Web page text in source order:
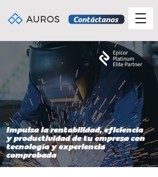
Contáctanos
Impulsa la rentabilidad, eficiencia
y productividad de tu empresa con
tecnología y experiencia
comprobada